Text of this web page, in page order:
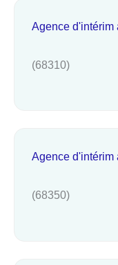
Agence d'intérim
(68310)
Agence d'intérim
(68350)